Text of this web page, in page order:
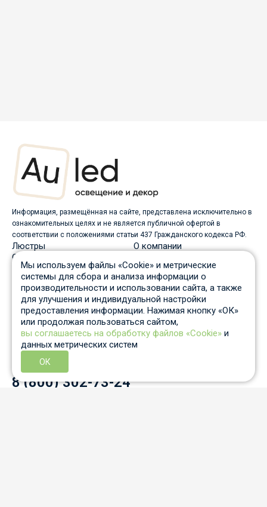
Информация, размещённая на сайте, представлена исключительно в
ознакомительных целях и не является публичной офертой в
соответствии с положениями статьи 437 Гражданского кодекса РФ.
Люстры
О компании
Светильники
Бра
Оплата
Торшеры
Скидки
Споты
Вопрос-ответ
Настольные лампы
Гарантия и возврат
Уличные светильники
Статьи
Трековые системы
Отзывы
Пн-Пт: c 10 до 19 по Москве
Отдел продаж
8 931 210-53-05
Контактный телефон
8 (800) 302-73-24
Мы используем файлы «Cookie» и метрические
системы для сбора и анализа информации о
производительности и использовании сайта, а также
для улучшения и индивидуальной настройки
предоставления информации. Нажимая кнопку «ОК»
или продолжая пользоваться сайтом,
вы соглашаетесь на обработку файлов «Cookie» и
данных метрических систем
ОК